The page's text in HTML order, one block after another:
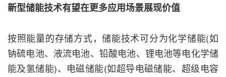
新型储能技术有望在更多应用场景展现价值
按照能量的存储方式，储能技术可分为化学储能(如
钠硫电池、液流电池、铅酸电池、锂电池等电化学储
能及氢储能)、电磁储能(如超导电磁储能、超级电容